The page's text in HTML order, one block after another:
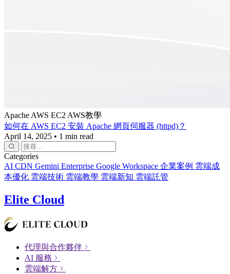
Apache AWS EC2 AWS教學
如何在 AWS EC2 安裝 Apache 網頁伺服器 (httpd)？
April 14, 2025 • 1 min read
Categories
AI CDN Gemini Enterprise Google Workspace 企業案例 雲端成
本優化 雲端技術 雲端教學 雲端新知 雲端託管
Elite Cloud
代理與合作夥伴
AI 服務
雲端解方